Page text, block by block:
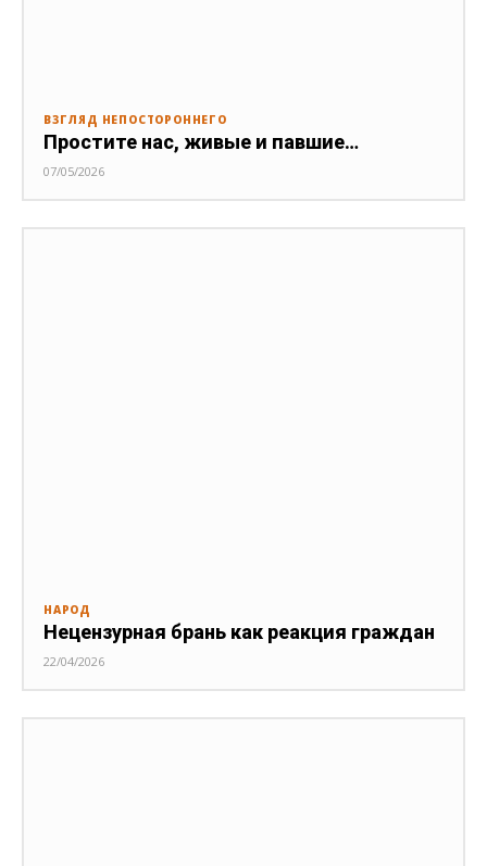
ВЗГЛЯД НЕПОСТОРОННЕГО
Простите нас, живые и павшие…
07/05/2026
НАРОД
Нецензурная брань как реакция граждан
22/04/2026